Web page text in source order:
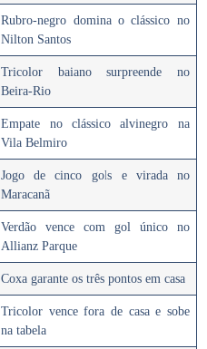
Rubro-negro domina o clássico no
Nilton Santos
Tricolor baiano surpreende no
Beira-Rio
Empate no clássico alvinegro na
Vila Belmiro
Jogo de cinco gols e virada no
Maracanã
Verdão vence com gol único no
Allianz Parque
Coxa garante os três pontos em casa
Tricolor vence fora de casa e sobe
na tabela